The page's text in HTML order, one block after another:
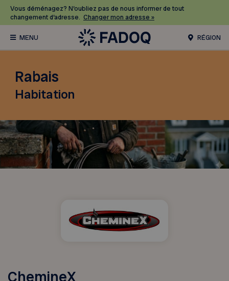
Vous déménagez? N’oubliez pas de nous informer de tout
changement d’adresse. Changer mon adresse »
RÉGION
Rabais
Habitation